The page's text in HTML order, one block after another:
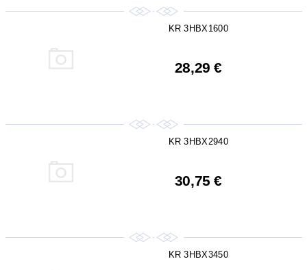
KR 3HBX1600
28,29 €
KR 3HBX2940
30,75 €
KR 3HBX3450